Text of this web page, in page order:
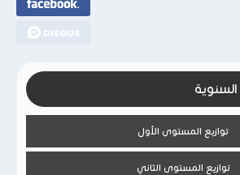
توازيع المستوى الأول
توازيع المستوى الثاني